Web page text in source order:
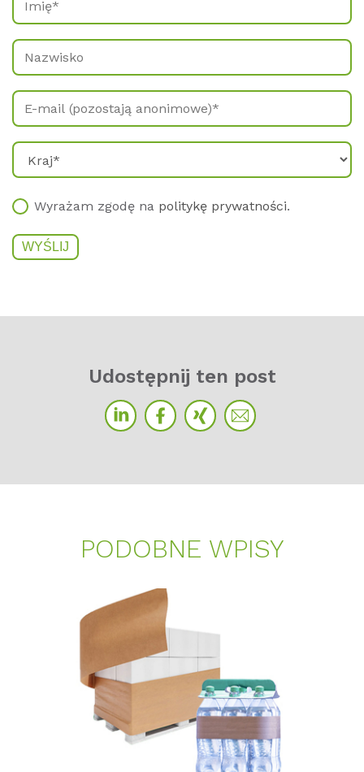
Wyrażam zgodę na politykę prywatności.
Udos­t­ęp­nij ten post
PO­D­OB­NE WPI­SY